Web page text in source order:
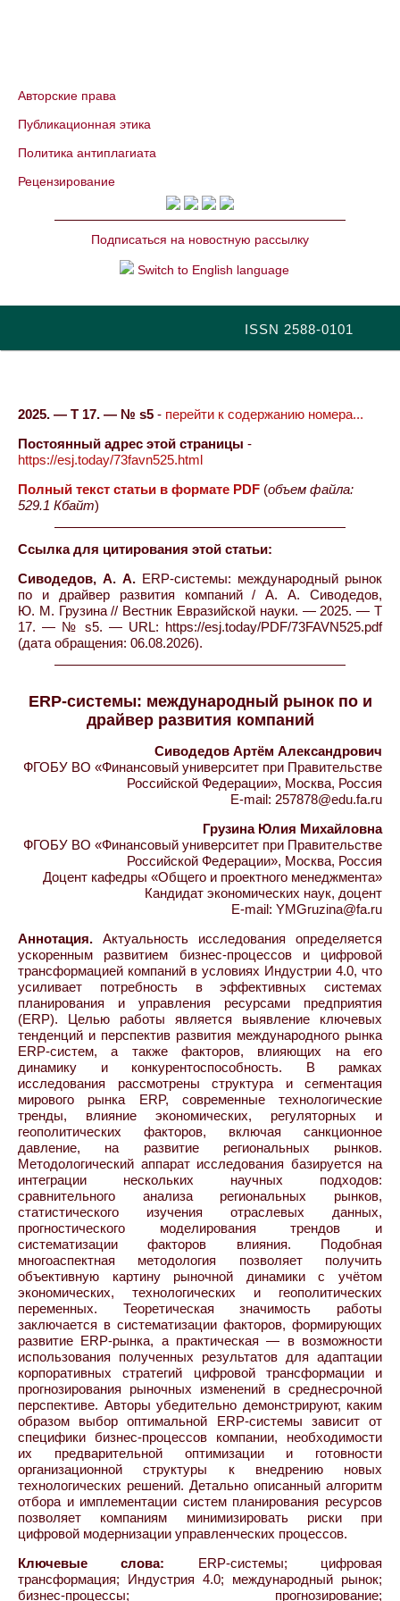
Авторские права
Публикационная этика
Политика антиплагиата
Рецензирование
Подписаться на новостную рассылку
Switch to English language
ISSN 2588-0101
2025. — Т 17. — № s5 - перейти к содержанию номера...
Постоянный адрес этой страницы -
https://esj.today/73favn525.html
Полный текст статьи в формате PDF (объем файла:
529.1 Кбайт)
Ссылка для цитирования этой статьи:
Сиводедов, А. А. ERP-системы: международный рынок
по и драйвер развития компаний / А. А. Сиводедов,
Ю. М. Грузина // Вестник Евразийской науки. — 2025. — Т
17. — № s5. — URL: https://esj.today/PDF/73FAVN525.pdf
(дата обращения: 06.08.2026).
ERP-системы: международный рынок по и
драйвер развития компаний
Сиводедов Артём Александрович
ФГОБУ ВО «Финансовый университет при Правительстве
Российской Федерации», Москва, Россия
E-mail: 257878@edu.fa.ru
Грузина Юлия Михайловна
ФГОБУ ВО «Финансовый университет при Правительстве
Российской Федерации», Москва, Россия
Доцент кафедры «Общего и проектного менеджмента»
Кандидат экономических наук, доцент
E-mail: YMGruzina@fa.ru
Аннотация. Актуальность исследования определяется
ускоренным развитием бизнес-процессов и цифровой
трансформацией компаний в условиях Индустрии 4.0, что
усиливает потребность в эффективных системах
планирования и управления ресурсами предприятия
(ERP). Целью работы является выявление ключевых
тенденций и перспектив развития международного рынка
ERP-систем, а также факторов, влияющих на его
динамику и конкурентоспособность. В рамках
исследования рассмотрены структура и сегментация
мирового рынка ERP, современные технологические
тренды, влияние экономических, регуляторных и
геополитических факторов, включая санкционное
давление, на развитие региональных рынков.
Методологический аппарат исследования базируется на
интеграции нескольких научных подходов:
сравнительного анализа региональных рынков,
статистического изучения отраслевых данных,
прогностического моделирования трендов и
систематизации факторов влияния. Подобная
многоаспектная методология позволяет получить
объективную картину рыночной динамики с учётом
экономических, технологических и геополитических
переменных. Теоретическая значимость работы
заключается в систематизации факторов, формирующих
развитие ERP-рынка, а практическая — в возможности
использования полученных результатов для адаптации
корпоративных стратегий цифровой трансформации и
прогнозирования рыночных изменений в среднесрочной
перспективе. Авторы убедительно демонстрируют, каким
образом выбор оптимальной ERP-системы зависит от
специфики бизнес-процессов компании, необходимости
их предварительной оптимизации и готовности
организационной структуры к внедрению новых
технологических решений. Детально описанный алгоритм
отбора и имплементации систем планирования ресурсов
позволяет компаниям минимизировать риски при
цифровой модернизации управленческих процессов.
Ключевые слова: ERP-системы; цифровая
трансформация; Индустрия 4.0; международный рынок;
бизнес-процессы; прогнозирование;